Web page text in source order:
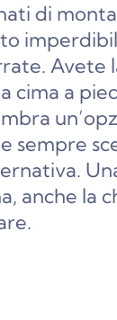
di
Avete
cima a
sempre
anche la